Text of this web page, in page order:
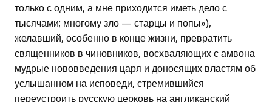
только с одним, а мне приходится иметь дело с
тысячами; многому зло — старцы и попы»),
желавший, особенно в конце жизни, превратить
священников в чиновников, восхваляющих с амвона
мудрые нововведения царя и доносящих властям об
услышанном на исповеди, стремившийся
переустроить русскую церковь на англиканский